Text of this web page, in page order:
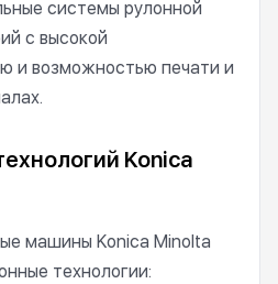
системы рулонной
с высокой
и возможностью печати и
Konica
машины Konica Minolta
технологии: